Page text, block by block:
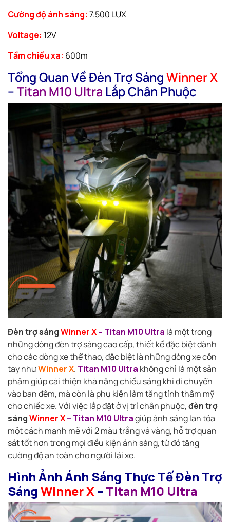
Cường độ ánh sáng: 7.500 LUX
Voltage: 12V
Tầm chiếu xa: 600m
Tổng Quan Về Đèn Trợ SángWinner X
–Titan M10 Ultra Lắp Chân Phuộc
Đèn trợ sángWinner X– Titan M10 Ultra là một trong
những dòng đèn trợ sáng cao cấp, thiết kế đặc biệt dành
cho các dòng xe thể thao, đặc biệt là những dòng xe côn
tay nhưWinner X. Titan M10 Ultra không chỉ là một sản
phẩm giúp cải thiện khả năng chiếu sáng khi di chuyển
vào ban đêm, mà còn là phụ kiện làm tăng tính thẩm mỹ
cho chiếc xe. Với việc lắp đặt ở vị trí chân phuộc,đèn trợ
sángWinner X– Titan M10 Ultragiúp ánh sáng lan tỏa
một cách mạnh mẽ với 2 màu trắng và vàng, hỗ trợ quan
sát tốt hơn trong mọi điều kiện ánh sáng, từ đó tăng
cường độ an toàn cho người lái xe.
Hình Ảnh Ánh Sáng Thực Tế Đèn Trợ
SángWinner X– Titan M10 Ultra